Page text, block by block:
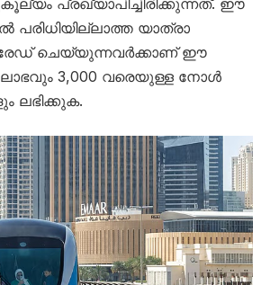
പ്രഖ്യാപിച്ചിരിക്കുന്നത്. ഈ
പരിധിയില്ലാത്ത യാത്രാ
ചെയ്യുന്നവർക്കാണ് ഈ
ലാഭവും 3,000 വരെയുള്ള നോൾ
ലഭിക്കുക.